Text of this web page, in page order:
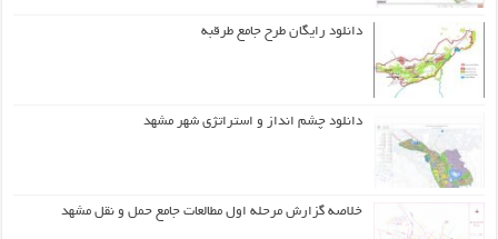
دانلود رایگان طرح جامع طرقبه
دانلود چشم انداز و استراتژی شهر مشهد
خلاصه گزارش مرحله اول مطالعات جامع حمل و نقل مشهد